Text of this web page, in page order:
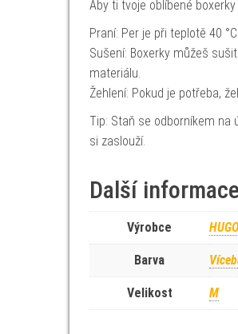
Aby ti tvoje oblíbené
Praní: Per je při teplotě 40
Sušení: Boxerky můžeš
materiálu.
Žehlení: Pokud je potřeba,
Tip: Staň se odborníkem na
si zaslouží.
Další informace
Výrobce HUGO
Barva
Velikost M